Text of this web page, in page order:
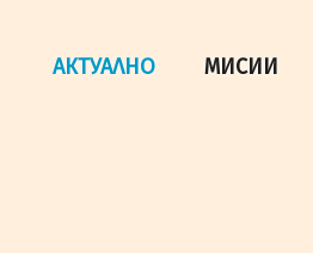
АКТУАЛНО МИСИИ